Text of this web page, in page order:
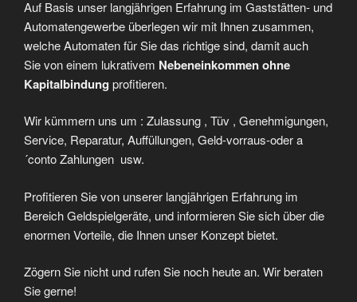
Auf Basis unser langjährigen Erfahrung im Gaststätten- und
Automatengewerbe überlegen wir mit Ihnen zusammen,
welche Automaten für Sie das richtige sind, damit auch
Sie von einem lukrativem Nebeneinkommen ohne
Kapitalbindung profitieren.
Wir kümmern uns um : Zulassung , Tüv , Genehmigungen,
Service, Reparatur, Auffüllungen, Geld-vorraus-oder a
´conto Zahlungen usw.
Profitieren Sie von unserer langjährigen Erfahrung im
Bereich Geldspielgeräte, und informieren Sie sich über die
enormen Vorteile, die Ihnen unser Konzept bietet.
Zögern Sie nicht und rufen Sie noch heute an. Wir beraten
Sie gerne!